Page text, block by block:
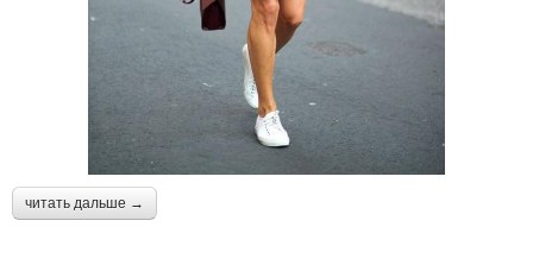
читать дальше →